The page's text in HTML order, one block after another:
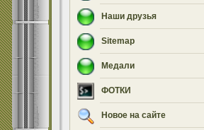
Наши друзья
Sitemap
Медали
ФОТКИ
Новое на сайте